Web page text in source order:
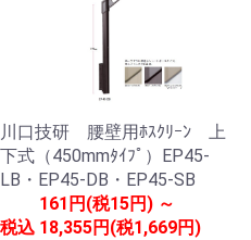
川口技研 腰壁用ﾎｽｸﾘｰﾝ 上
下式（450mmﾀｲﾌﾟ）EP45-
LB・EP45-DB・EP45-SB
税込
161円(税15円) ～
18,355円(税1,669円)